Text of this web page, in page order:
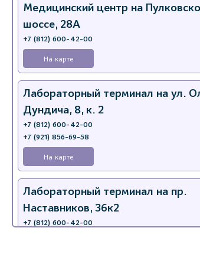
Медицинский центр на
шоссе, 28А
+7 (812) 600-42-00
На карте
Лабораторный терминал на ул.
Дундича, 8, к. 2
+7 (812) 600-42-00
+7 (921) 856-69-58
На карте
Лабораторный терминал на пр.
Наставников, 36к2
+7 (812) 600-42-00